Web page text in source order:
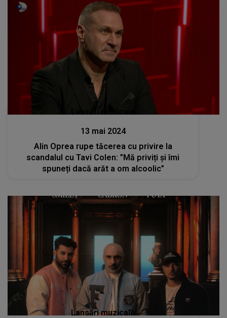
Lansări muzicale
13 mai 2024
Alin Oprea rupe tăcerea cu privire la
scandalul cu Tavi Colen: ”Mă priviți și îmi
spuneți dacă arăt a om alcoolic”
Lansări muzicale